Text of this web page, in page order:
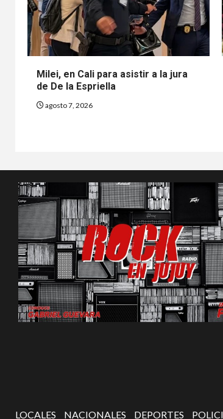
Milei, en Cali para asistir a la jura
de De la Espriella
agosto 7, 2026
LOCALES NACIONALES DEPORTES